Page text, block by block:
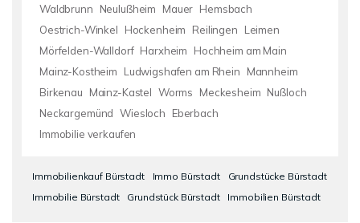
Waldbrunn
Neulußheim Mauer Hemsbach
Oestrich-Winkel
Hockenheim Reilingen
Leimen
Mörfelden-Walldorf Harxheim
Hochheim am Main
Mainz-Kostheim
Ludwigshafen am Rhein
Mannheim
Birkenau
Mainz-Kastel Worms Meckesheim Nußloch
Neckargemünd Wiesloch
Eberbach
Immobilie verkaufen
Immobilienkauf Bürstadt Immo Bürstadt
Grundstücke Bürstadt
Immobilie Bürstadt
Grundstück Bürstadt Immobilien Bürstadt